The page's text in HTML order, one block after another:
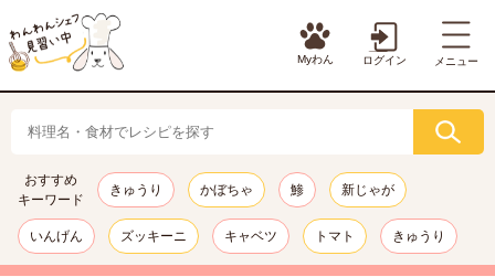
Myわん ログイン メニュー
おすすめ
キーワード
きゅうり かぼちゃ 鯵 新じゃが
いんげん ズッキーニ キャベツ トマト きゅうり